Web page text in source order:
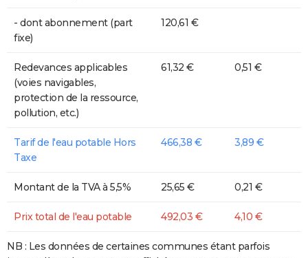
- dont abonnement (part
fixe)
120,61 €
Redevances applicables
(voies navigables,
protection de la ressource,
pollution, etc.)
61,32 € 0,51 €
Tarif de l'eau potable Hors
Taxe
466,38 € 3,89 €
Montant de la TVA à 5,5% 25,65 € 0,21 €
Prix total de l'eau potable 492,03 € 4,10 €
NB : Les données de certaines communes étant parfois